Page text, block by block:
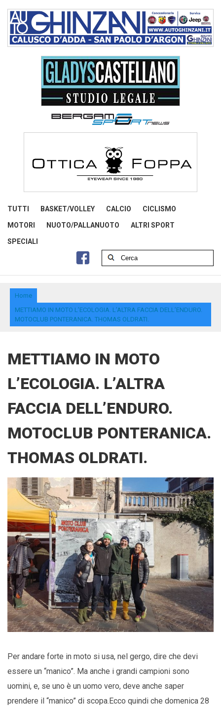
TUTTI BASKET/VOLLEY CALCIO CICLISMO
MOTORI NUOTO/PALLANUOTO ALTRI SPORT
SPECIALI
Home
METTIAMO IN MOTO L’ECOLOGIA. L’ALTRA FACCIA DELL’ENDURO.
MOTOCLUB PONTERANICA. THOMAS OLDRATI.
METTIAMO IN MOTO
L’ECOLOGIA. L’ALTRA
FACCIA DELL’ENDURO.
MOTOCLUB PONTERANICA.
THOMAS OLDRATI.
Per andare forte in moto si usa, nel gergo, dire che devi
essere un “manico”. Ma anche i grandi campioni sono
uomini, e, se uno è un uomo vero, deve anche saper
prendere il “manico” di scopa.Ecco quindi che domenica 28